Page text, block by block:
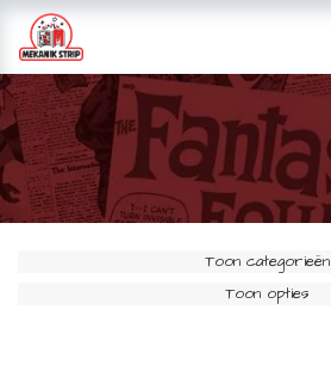
Toon categorieën
Toon opties